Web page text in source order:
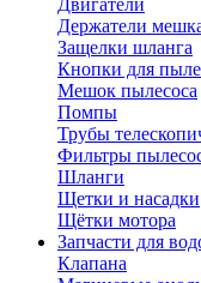
Двигатели
Держатели
Защелки шланга
Кнопки для
Мешок пылесоса
Помпы
Трубы
Фильтры
Шланги
Щетки и насадки
Щётки мотора
Запчасти для
Клапана